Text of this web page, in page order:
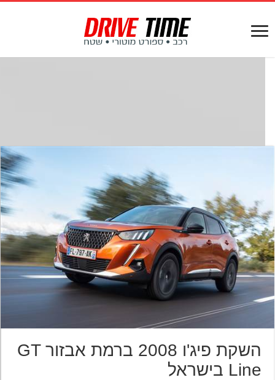
השקת פיג'ו 2008 ברמת אבזור GT
Line בישראל